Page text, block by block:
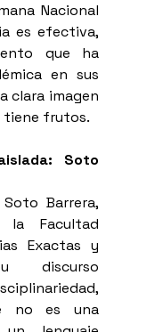
Nacional
es efectiva,
que ha
en sus
clara imagen
tiene frutos.
Soto
Barrera,
la Facultad
Exactas y
discurso
no es una